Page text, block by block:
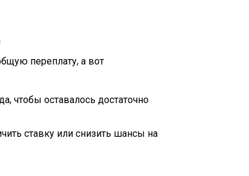
переплату, а вот
оставалось достаточно
ставку или снизить шансы на